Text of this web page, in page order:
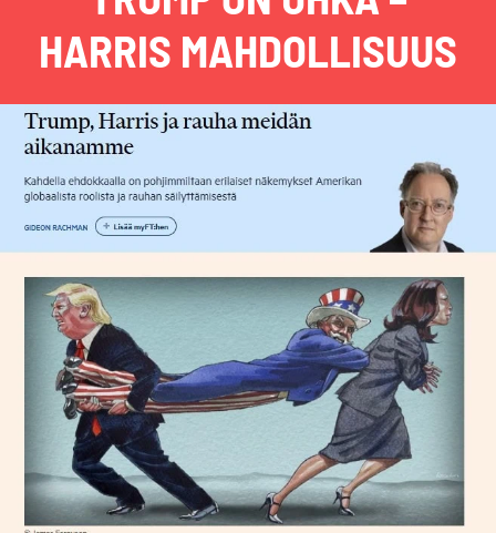
HARRIS MAHDOLLISUUS